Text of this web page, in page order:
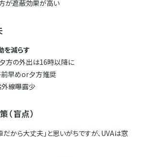
が遮蔽効果が高い
を減らす
方の外出は16時以降に
早めor夕方推奨
線曝露少
盲点）
だから大丈夫」と思いがちですが、UVAは窓